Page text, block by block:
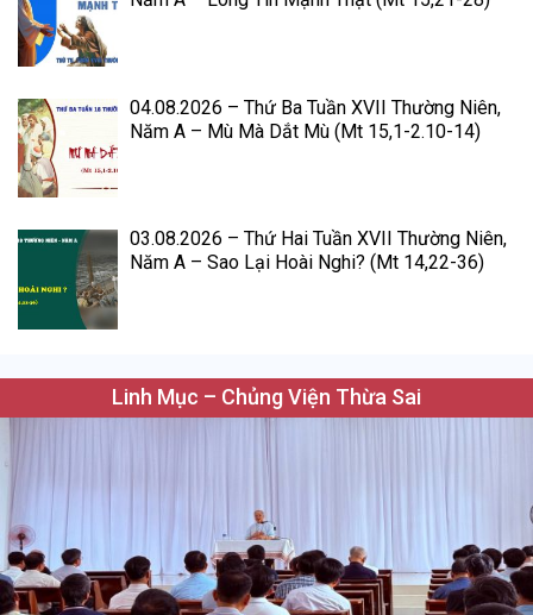
04.08.2026 – Thứ Ba Tuần XVII Thường Niên,
Năm A – Mù Mà Dắt Mù (Mt 15,1-2.10-14)
03.08.2026 – Thứ Hai Tuần XVII Thường Niên,
Năm A – Sao Lại Hoài Nghi? (Mt 14,22-36)
Linh Mục – Chủng Viện Thừa Sai